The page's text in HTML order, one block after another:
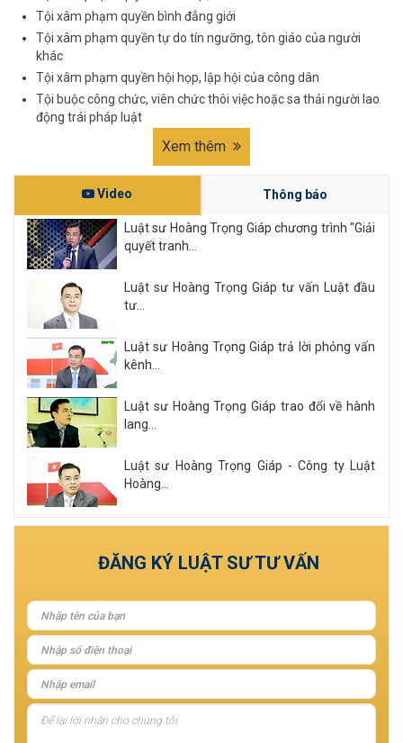
Tội xâm phạm quyền bình đẳng giới
Tội xâm phạm quyền tự do tín ngưỡng, tôn giáo của người
khác
Tội xâm phạm quyền hội họp, lập hội của công dân
Tội buộc công chức, viên chức thôi việc hoặc sa thải người lao
động trái pháp luật
Xem thêm
Video Thông báo
Luật sư Hoàng Trọng Giáp chương trình "Giải
quyết tranh...
Luật sư Hoàng Trọng Giáp tư vấn Luật đầu
tư...
Luật sư Hoàng Trọng Giáp trả lời phỏng vấn
kênh...
Luật sư Hoàng Trọng Giáp trao đổi về hành
lang...
Luật sư Hoàng Trọng Giáp - Công ty Luật
Hoàng...
Xem tất cả
ĐĂNG KÝ LUẬT SƯ TƯ VẤN